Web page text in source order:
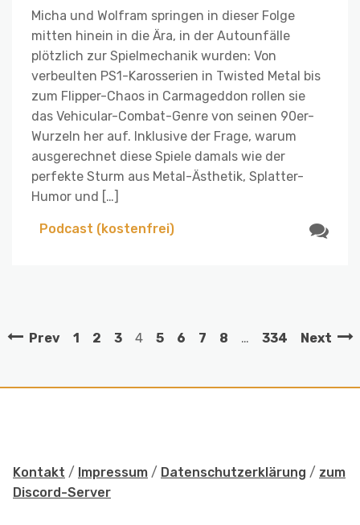
Micha und Wolfram springen in dieser Folge
mitten hinein in die Ära, in der Autounfälle
plötzlich zur Spielmechanik wurden: Von
verbeulten PS1-Karosserien in Twisted Metal bis
zum Flipper-Chaos in Carmageddon rollen sie
das Vehicular-Combat-Genre von seinen 90er-
Wurzeln her auf. Inklusive der Frage, warum
ausgerechnet diese Spiele damals wie der
perfekte Sturm aus Metal-Ästhetik, Splatter-
Humor und […]
Podcast (kostenfrei)
Prev 1 2 3 4 5 6 7 8 … 334 Next
Kontakt / Impressum / Datenschutzerklärung / zum
Discord-Server